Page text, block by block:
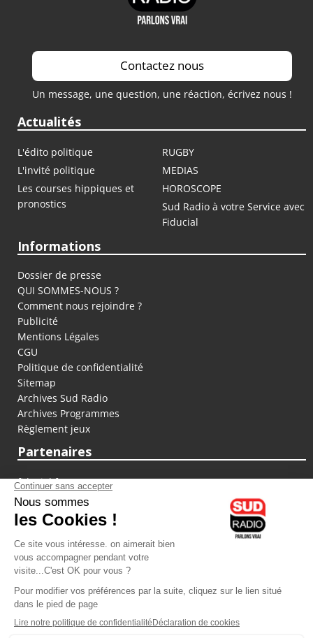
Contactez nous
Un message, une question, une réaction, écrivez nous !
Actualités
L'édito politique
RUGBY
L'invité politique
MEDIAS
Les courses hippiques et
pronostics
HOROSCOPE
Sud Radio à votre Service avec
Fiducial
Informations
Dossier de presse
QUI SOMMES-NOUS ?
Comment nous rejoindre ?
Publicité
Mentions Légales
CGU
Politique de confidentialité
Sitemap
Archives Sud Radio
Archives Programmes
Règlement jeux
Partenaires
fiducial.fr
lyoncapitale.fr
olympique-et-lyonnais.com
L'application Iphone / Android
Téléchargez l'application
Les cookies